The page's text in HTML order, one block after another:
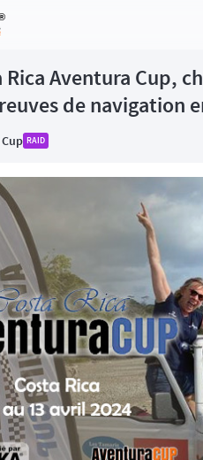
Rica Aventura Cup,
de navigation
RAID